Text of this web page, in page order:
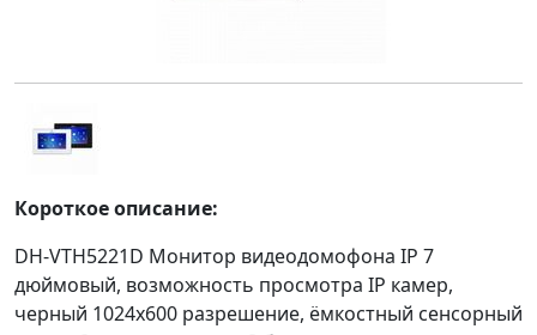
Короткое описание:
DH-VTH5221D Монитор видеодомофона IP 7
дюймовый, возможность просмотра IP камер,
черный 1024x600 разрешение, ёмкостный сенсорный